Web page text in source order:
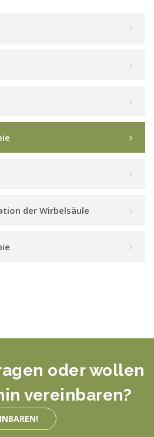
der Wirbelsäule
oder wollen
vereinbaren?